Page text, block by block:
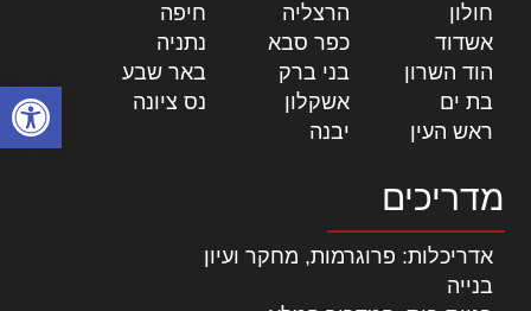
פתח
חולון
הרצליה חיפה
אשדוד
כפר סבא נתניה
הוד השרון
בני ברק באר שבע
בת ים
אשקלון נס ציונה
ראש העין
יבנה
מדריכים
אדריכלות: פרוגרמות, מחקר ועיון
בנייה